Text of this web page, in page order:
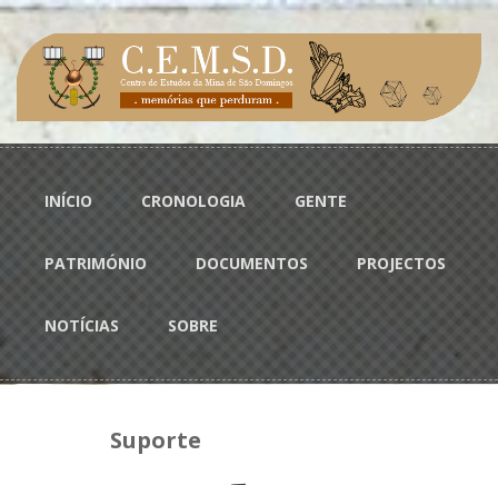
Passar para o conteúdo principal
Menu principal
INÍCIO CRONOLOGIA GENTE
PATRIMÓNIO DOCUMENTOS PROJECTOS
NOTÍCIAS SOBRE
Suporte